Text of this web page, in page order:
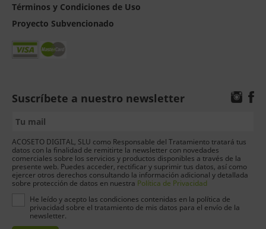
Términos y Condiciones de Uso
Proyecto Subvencionado
Suscríbete a nuestro newsletter
ACOSETO DIGITAL, SLU como Responsable del Tratamiento tratará tus
datos con la finalidad de remitirte la newsletter con novedades
comerciales sobre los servicios y productos disponibles a través de la
presente web. Puedes acceder, rectificar y suprimir tus datos, así como
ejercer otros derechos consultando la información adicional y detallada
sobre protección de datos en nuestra Política de Privacidad
He leído y acepto las condiciones contenidas en la política de
privacidad sobre el tratamiento de mis datos para el envío de la
newsletter.